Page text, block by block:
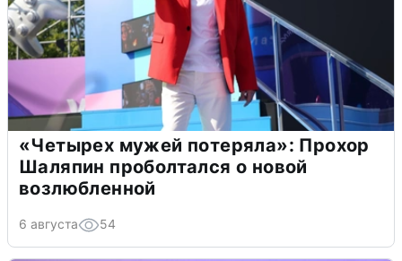
«Четырех мужей потеряла»: Прохор
Шаляпин проболтался о новой
возлюбленной
6 августа 54